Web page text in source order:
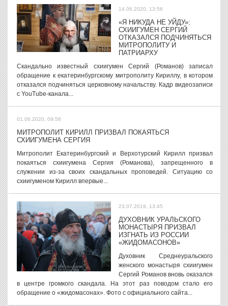
14.06.2020, 13:56
«Я НИКУДА НЕ УЙДУ»:
СХИИГУМЕН СЕРГИЙ
ОТКАЗАЛСЯ ПОДЧИНЯТЬСЯ
МИТРОПОЛИТУ И
ПАТРИАРХУ
Скандально известный схиигумен Сергий (Романов) записал
обращение к екатеринбургскому митрополиту Кириллу, в котором
отказался подчиняться церковному начальству. Кадр видеозаписи
с YouTube-канала...
01.06.2020, 09:58
МИТРОПОЛИТ КИРИЛЛ ПРИЗВАЛ ПОКАЯТЬСЯ
СХИИГУМЕНА СЕРГИЯ
Митрополит Екатеринбургский и Верхотурский Кирилл призвал
покаяться схиигумена Сергия (Романова), запрещенного в
служении из-за своих скандальных проповедей. Ситуацию со
схиигуменом Кирилл впервые...
23.07.2019, 13:45
ДУХОВНИК УРАЛЬСКОГО
МОНАСТЫРЯ ПРИЗВАЛ
ИЗГНАТЬ ИЗ РОССИИ
«ЖИДОМАСОНОВ»
Духовник Среднеуральского
женского монастыря схиигумен
Сергий Романов вновь оказался
в центре громкого скандала. На этот раз поводом стало его
обращение о «жидомасонах». Фото с официального сайта...